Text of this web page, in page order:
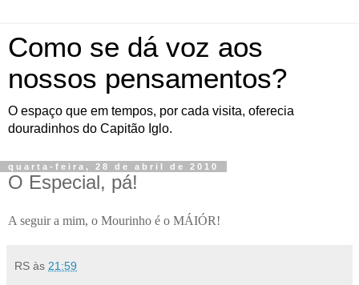
Como se dá voz aos
nossos pensamentos?
O espaço que em tempos, por cada visita, oferecia
douradinhos do Capitão Iglo.
quarta-feira, 28 de abril de 2010
O Especial, pá!
A seguir a mim, o Mourinho é o MÁIÓR!
RS às 21:59